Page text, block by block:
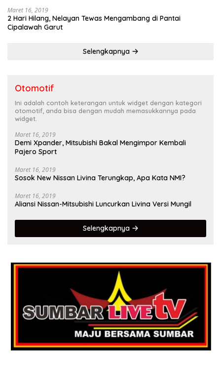
Maret 16, 2019
2 Hari Hilang, Nelayan Tewas Mengambang di Pantai
Cipalawah Garut
Selengkapnya
Otomotif
Ini adalah contoh keterangan untuk widget dengan kategori
otomotif, anda bisa dengan mudah memasukkannya pada
widget.
Maret 16, 2019
Demi Xpander, Mitsubishi Bakal Mengimpor Kembali
Pajero Sport
Maret 16, 2019
Sosok New Nissan Livina Terungkap, Apa Kata NMI?
Maret 16, 2019
Aliansi Nissan-Mitsubishi Luncurkan Livina Versi Mungil
Selengkapnya